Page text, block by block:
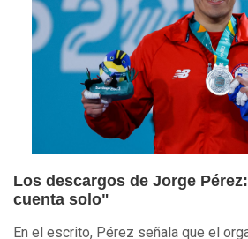
Los descargos de Jorge
cuenta solo"
En el escrito, Pérez señala que el